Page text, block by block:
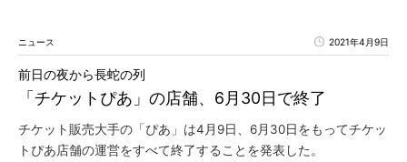
ニュース 2021年4月9日
「チケットぴあ」の店舗、6月30日で終了
前日の夜から長蛇の列
チケット販売大手の「ぴあ」は4月9日、6月30日をもってチケッ
トぴあ店舗の運営をすべて終了することを発表した。